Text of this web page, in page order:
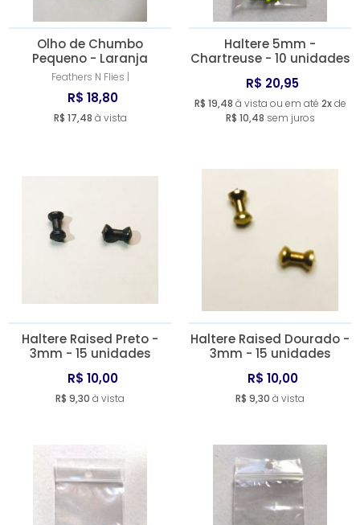
Olho de Chumbo
Pequeno - Laranja
Feathers N Flies |
R$ 18,80
R$ 17,48 à vista
Haltere 5mm -
Chartreuse - 10 unidades
R$ 20,95
R$ 19,48 à vista ou em até 2xde
R$ 10,48 sem juros
Haltere Raised Preto -
3mm - 15 unidades
R$ 10,00
R$ 9,30 à vista
Haltere Raised Dourado -
3mm - 15 unidades
R$ 10,00
R$ 9,30 à vista